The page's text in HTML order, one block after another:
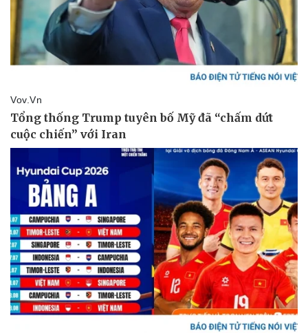
Thể thao
Bóng đá
Lịch thi đấu bóng đá
Hậu trường
Ô tô - Xe máy
Ô tô
Xe máy
Tư vấn